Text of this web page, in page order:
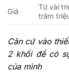
Giá
Từ vài
trăm
Căn cứ vào
2 khối để có
của mình